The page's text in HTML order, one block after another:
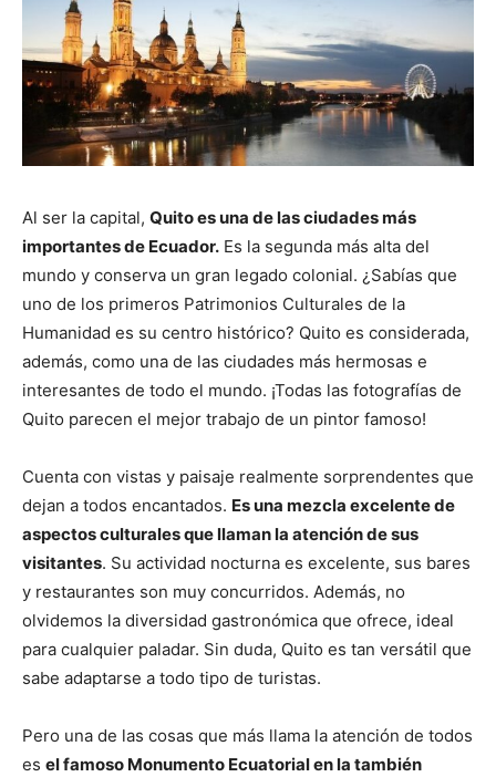
Al ser la capital, Quito es una de las ciudades más
importantes de Ecuador. Es la segunda más alta del
mundo y conserva un gran legado colonial. ¿Sabías que
uno de los primeros Patrimonios Culturales de la
Humanidad es su centro histórico? Quito es considerada,
además, como una de las ciudades más hermosas e
interesantes de todo el mundo. ¡Todas las fotografías de
Quito parecen el mejor trabajo de un pintor famoso!
Cuenta con vistas y paisaje realmente sorprendentes que
dejan a todos encantados. Es una mezcla excelente de
aspectos culturales que llaman la atención de sus
visitantes. Su actividad nocturna es excelente, sus bares
y restaurantes son muy concurridos. Además, no
olvidemos la diversidad gastronómica que ofrece, ideal
para cualquier paladar. Sin duda, Quito es tan versátil que
sabe adaptarse a todo tipo de turistas.
Pero una de las cosas que más llama la atención de todos
es el famoso Monumento Ecuatorial en la también